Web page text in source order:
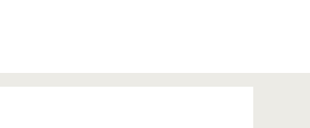
Innovative Transferprojekte
BTU & Region erleben